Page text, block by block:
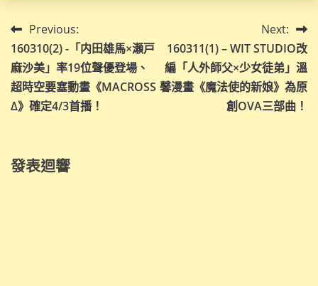
文
章
導
覽
Previous:
160310(2) -「内田雄馬×瀬戸
麻沙美」率19位聲優登場、
超時空要塞動畫《MACROSS
Δ》確定4/3首播！
Next:
160311(1) – WIT STUDIO改
編「人外師父×少女徒弟」溫
馨漫畫《魔法使的新娘》為原
創OVA三部曲！
發表迴響